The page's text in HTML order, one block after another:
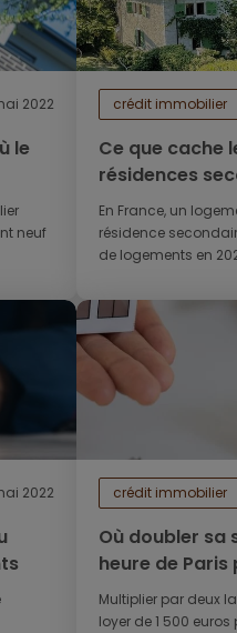
2022
le
neuf
crédit immobilier
Ce que cache
résidences
En France, un
résidence
de logements en
2022 crédit immobilier
Où doubler sa
heure de Paris
Multiplier par deux
loyer de 1 500